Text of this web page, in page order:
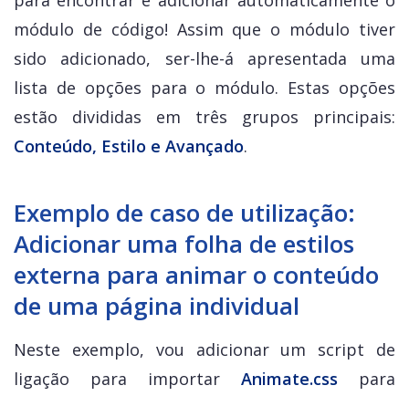
módulo de código! Assim que o módulo tiver
sido adicionado, ser-lhe-á apresentada uma
lista de opções para o módulo. Estas opções
estão divididas em três grupos principais:
Conteúdo, Estilo e Avançado.
Exemplo de caso de utilização:
Adicionar uma folha de estilos
externa para animar o conteúdo
de uma página individual
Neste exemplo, vou adicionar um script de
ligação para importar Animate.css para